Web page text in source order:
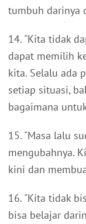
tumbuh darinya
14. "Kita tidak
dapat memilih
kita. Selalu ada
setiap situasi,
bagaimana
15. "Masa lalu
mengubahnya.
kini dan
16. "Kita tidak
bisa belajar